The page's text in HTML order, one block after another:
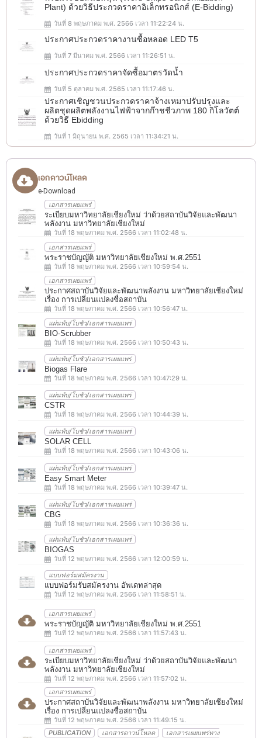
Plant) ด้วยวิธีประกวดราคาอิเล็กทรอนิกส์ (e-Bidding)
วันที่ 8 พฤษภาคม พ.ศ. 2566 เวลา 11:22:24 น.
ประกาศประกวดราคางานซื้อหลอด LED T5
วันที่ 7 มีนาคม พ.ศ. 2566 เวลา 11:26:51 น.
ประกาศประกวดราคาจัดซื้อมาตรวัดน้ำ
วันที่ 5 ตุลาคม พ.ศ. 2565 เวลา 11:17:46 น.
ประกาศเชิญชวนประกวดราคาจ้างเหมาปรับปรุงและ
ผลิตชุดผลิตพลังงานไฟฟ้าจากก๊าชชีวภาพ 180 กิโลวัตต์
ด้วยวิธี Ebidding
วันที่ 1 มิถุนายน พ.ศ. 2565 เวลา 11:34:21 น.
เอกดาวน์โหลด
e-Download
เอกสารเผยแพร่
ระเบียบมหาวิทยาลัยเชียงใหม่ ว่าด้วยสถาบันวิจัยและพัฒนา
พลังงาน มหาวิทยาลัยเชียงใหม่
วันที่ 18 พฤษภาคม พ.ศ. 2566 เวลา 11:02:48 น.
เอกสารเผยแพร่
พระราชบัญญัติ มหาวิทยาลัยเชียงใหม่ พ.ศ.2551
วันที่ 18 พฤษภาคม พ.ศ. 2566 เวลา 10:59:54 น.
เอกสารเผยแพร่
ประกาศสถาบันวิจัยและพัฒนาพลังงาน มหาวิทยาลัยเชียงใหม่
เรื่อง การเปลี่ยนแปลงชื่อสถาบัน
วันที่ 18 พฤษภาคม พ.ศ. 2566 เวลา 10:56:47 น.
แผ่นพับ/โบชัว/เอกสารเผยแพร่
BIO-Scrubber
วันที่ 18 พฤษภาคม พ.ศ. 2566 เวลา 10:50:43 น.
แผ่นพับ/โบชัว/เอกสารเผยแพร่
Biogas Flare
วันที่ 18 พฤษภาคม พ.ศ. 2566 เวลา 10:47:29 น.
แผ่นพับ/โบชัว/เอกสารเผยแพร่
CSTR
วันที่ 18 พฤษภาคม พ.ศ. 2566 เวลา 10:44:39 น.
แผ่นพับ/โบชัว/เอกสารเผยแพร่
SOLAR CELL
วันที่ 18 พฤษภาคม พ.ศ. 2566 เวลา 10:43:06 น.
แผ่นพับ/โบชัว/เอกสารเผยแพร่
Easy Smart Meter
วันที่ 18 พฤษภาคม พ.ศ. 2566 เวลา 10:39:47 น.
แผ่นพับ/โบชัว/เอกสารเผยแพร่
CBG
วันที่ 18 พฤษภาคม พ.ศ. 2566 เวลา 10:36:36 น.
แผ่นพับ/โบชัว/เอกสารเผยแพร่
BIOGAS
วันที่ 12 พฤษภาคม พ.ศ. 2566 เวลา 12:00:59 น.
แบบฟอร์มสมัครงาน
แบบฟอร์มรับสมัครงาน อัพเดทล่าสุด
วันที่ 12 พฤษภาคม พ.ศ. 2566 เวลา 11:58:51 น.
เอกสารเผยแพร่
พระราชบัญญัติ มหาวิทยาลัยเชียงใหม่ พ.ศ.2551
วันที่ 12 พฤษภาคม พ.ศ. 2566 เวลา 11:57:43 น.
เอกสารเผยแพร่
ระเบียบมหาวิทยาลัยเชียงใหม่ ว่าด้วยสถาบันวิจัยและพัฒนา
พลังงาน มหาวิทยาลัยเชียงใหม่
วันที่ 12 พฤษภาคม พ.ศ. 2566 เวลา 11:57:02 น.
เอกสารเผยแพร่
ประกาศสถาบันวิจัยและพัฒนาพลังงาน มหาวิทยาลัยเชียงใหม่
เรื่อง การเปลี่ยนแปลงชื่อสถาบัน
วันที่ 12 พฤษภาคม พ.ศ. 2566 เวลา 11:49:15 น.
PUBLICATION
เอกสารดาวน์โหลด
เอกสารเผยแพร่ทาง